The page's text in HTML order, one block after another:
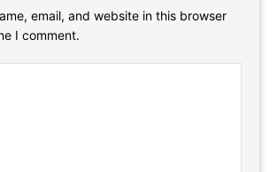
email, and website in this browser
I comment.